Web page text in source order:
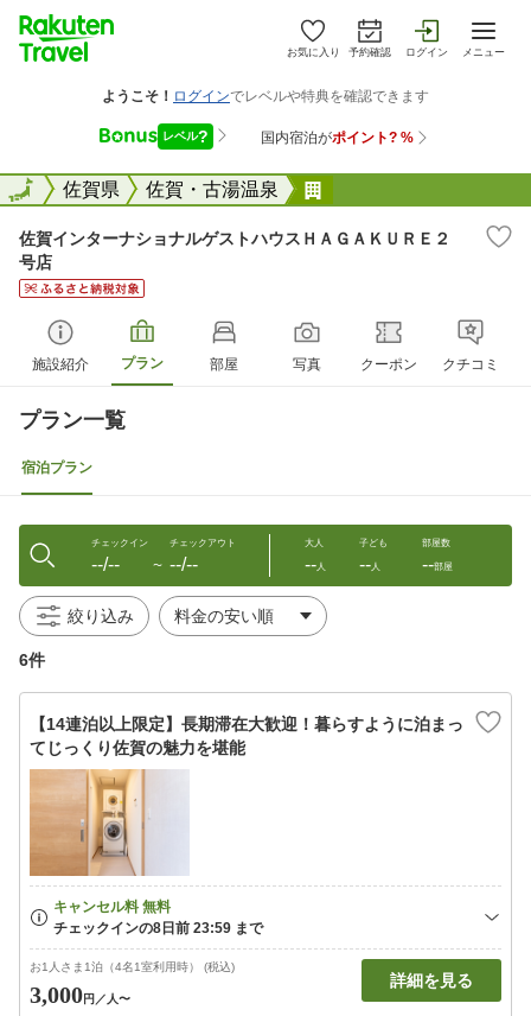
お気に入り 予約確認 ログイン メニュー
全国佐賀県 佐賀・古湯温泉
全国
佐賀インターナショナルゲストハウスＨＡＧＡＫＵＲＥ２
号店
施設紹介 プラン 部屋 写真 クーポン クチコミ
プラン一覧
宿泊プラン
チェックイン
--/-- 〜
チェックアウト
--/--
大人
--人
子ども
--人
部屋数
--部屋
絞り込み
6件
【14連泊以上限定】長期滞在大歓迎！暮らすように泊まっ
てじっくり佐賀の魅力を堪能
お1人さま1泊（4名1室利用時） (税込)
3,000円 ／人〜
詳細を見る